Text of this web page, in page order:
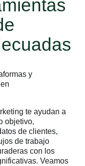
te ayudan a
objetivo,
de clientes,
de trabajo
con los
Veamos